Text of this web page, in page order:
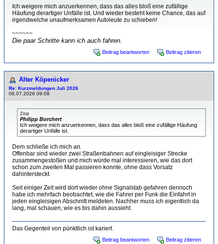
Ich weigere mich anzuerkennen, dass das alles bloß eine zufällige
Häufung derartiger Unfälle ist. Und wieder besteht keine Chance, das auf
irgendwelche unaufmerksamen Autoleute zu schieben!
~~~~~~
Die paar Schritte kann ich auch fahren.
Beitrag beantworten Beitrag zitieren
Alter Köpenicker
Re: Kurzmeldungen Juli 2026
06.07.2026 09:08
Zitat
Philipp Borchert
Ich weigere mich anzuerkennen, dass das alles bloß eine zufällige Häufung
derartiger Unfälle ist.
Dem schließe ich mich an.
Offenbar sind wieder zwei Straßenbahnen auf eingleisiger Strecke
zusammengestoßen und mich würde mal interessieren, wie das dort
schon zum zweiten Mal passieren konnte, ohne dass Vorsatz
dahintersteckt.
Seit einiger Zeit wird dort wieder ohne Signalstab gefahren dennoch
habe ich mehrfach beobachtet, wie die Fahrer per Funk die Einfahrt in
jeden eingleisigen Abschnitt meldeten. Nachher muss ich eigentlich da
lang, mal schauen, wie es bis dahin aussieht.
Das Gegenteil von pünktlich ist kariert.
Beitrag beantworten Beitrag zitieren